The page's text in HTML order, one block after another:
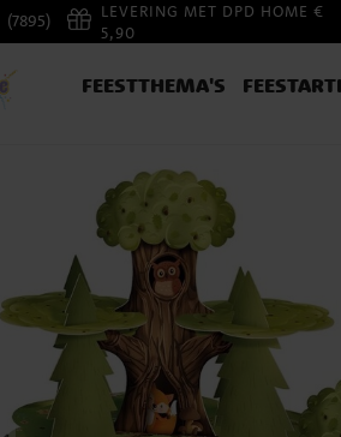
(7895)
LEVERING MET DPD HOME €
5,90
FEESTTHEMA'S